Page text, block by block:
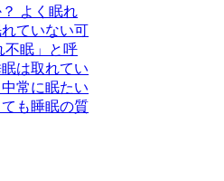
よく眠れ
ていない可
不眠」と呼
は取れてい
常に眠たい
も睡眠の質